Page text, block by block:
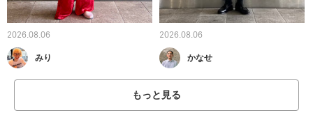
2026.08.06
みり
2026.08.06
かなせ
もっと見る